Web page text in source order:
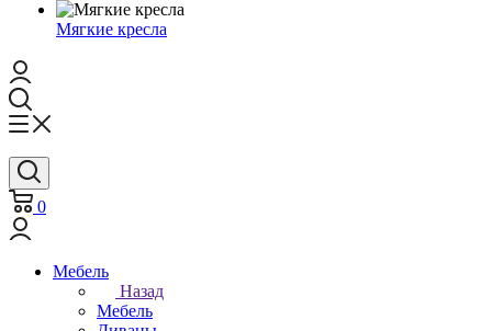
Мягкие кресла
0
Мебель
Назад
Мебель